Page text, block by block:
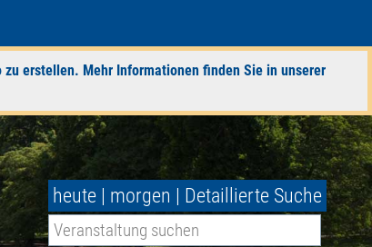
erstellen. Mehr Informationen finden Sie in unserer
heute | morgen | Detaillierte Suche